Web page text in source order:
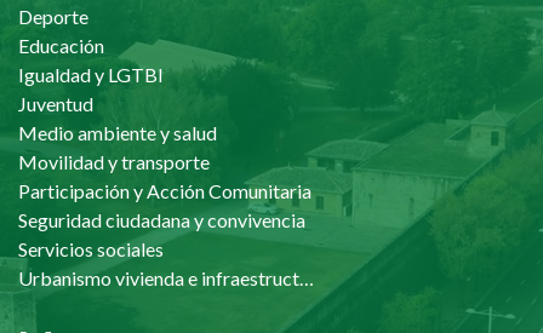
Deporte
Educación
Igualdad y LGTBI
Juventud
Medio ambiente y salud
Movilidad y transporte
Participación y Acción Comunitaria
Seguridad ciudadana y convivencia
Servicios sociales